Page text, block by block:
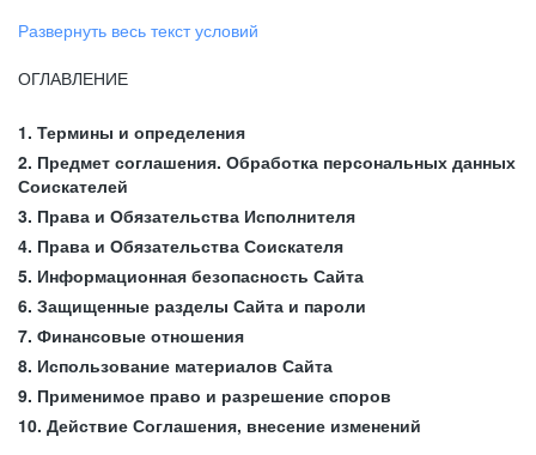
Развернуть весь текст условий
ОГЛАВЛЕНИЕ
1. Термины и определения
2. Предмет соглашения. Обработка персональных данных
Соискателей
3. Права и Обязательства Исполнителя
4. Права и Обязательства Соискателя
5. Информационная безопасность Сайта
6. Защищенные разделы Сайта и пароли
7. Финансовые отношения
8. Использование материалов Сайта
9. Применимое право и разрешение споров
10. Действие Соглашения, внесение изменений